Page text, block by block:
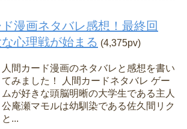
漫画ネタバレ感想！最終回
心理戦が始まる (4,375pv)
人間カード漫画のネタバレと感想を書い
てみました！ 人間カードネタバレ ゲー
ムが好きな頭脳明晰の大学生である主人
公庵瀬マモルは幼馴染である佐久間リク
と...